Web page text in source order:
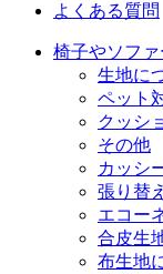
よくある質問
椅子やソフ
生地に
ペット
クッシ
その他
カッシ
張り替
エコー
合皮生
布生地